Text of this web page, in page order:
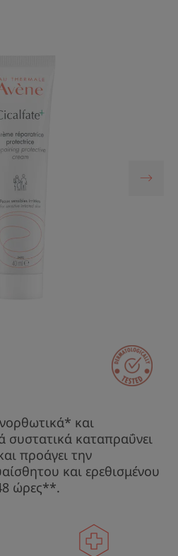
και
συστατικά καταπραΰνει
προάγει την
και ερεθισμένου
ώρες**.